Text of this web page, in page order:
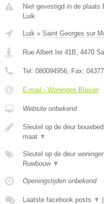
Niet gevestigd in de plaats
Luik.
Luik » Saint Georges sur
Rue Albert Ier 41B, 4470
Tel: 080094956, Fax:
E-mail › Woningen Blavier
Website onbekend
Sleutel op de deur
maat ▼
Sleutel op de deur
Ruwbouw ▼
Openingstijden onbekend
Laatste facebook posts ▼